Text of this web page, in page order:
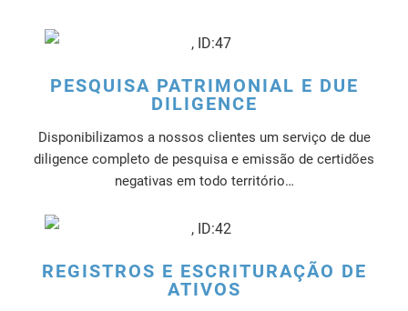
PESQUISA PATRIMONIAL E DUE
DILIGENCE
Disponibilizamos a nossos clientes um serviço de due
diligence completo de pesquisa e emissão de certidões
negativas em todo território…
REGISTROS E ESCRITURAÇÃO DE
ATIVOS